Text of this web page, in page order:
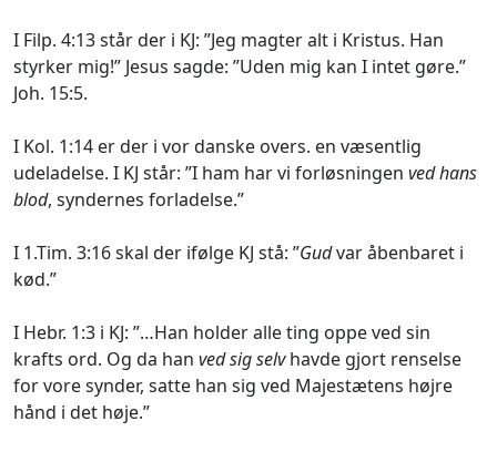
I Filp. 4:13 står der i KJ: ”Jeg magter alt i Kristus. Han
styrker mig!” Jesus sagde: ”Uden mig kan I intet gøre.”
Joh. 15:5.
I Kol. 1:14 er der i vor danske overs. en væsentlig
udeladelse. I KJ står: ”I ham har vi forløsningen ved hans
blod, syndernes forladelse.”
I 1.Tim. 3:16 skal der ifølge KJ stå: ”Gudvar åbenbaret i
kød.”
I Hebr. 1:3 i KJ: ”…Han holder alle ting oppe ved sin
krafts ord. Og da han ved sig selvhavde gjort renselse
for vore synder, satte han sig ved Majestætens højre
hånd i det høje.”